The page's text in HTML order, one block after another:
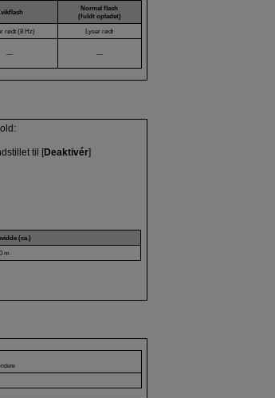
Normal flash
(fuldt opladet)
rødt (8 Hz) Lyser rødt
― ―
til [Deaktivér]
(ca.)
m